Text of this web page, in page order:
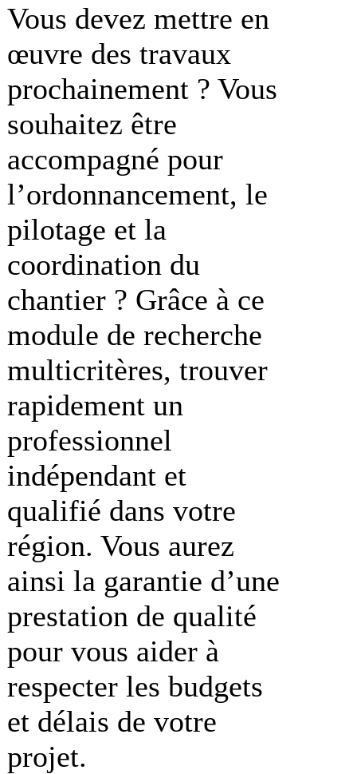
Vous devez mettre en
œuvre des travaux
prochainement ? Vous
souhaitez être
accompagné pour
l’ordonnancement, le
pilotage et la
coordination du
chantier ? Grâce à ce
module de recherche
multicritères, trouver
rapidement un
professionnel
indépendant et
qualifié dans votre
région. Vous aurez
ainsi la garantie d’une
prestation de qualité
pour vous aider à
respecter les budgets
et délais de votre
projet.